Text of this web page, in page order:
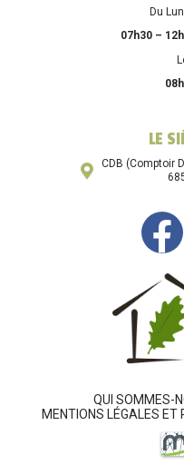
Du
07h30 –
LE
CDB (Comptoir
QUI SOMMES-
MENTIONS LÉGALES ET